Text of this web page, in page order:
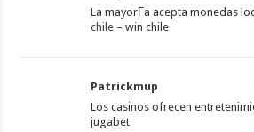
La mayorГ­a acepta monedas
chile – win chile
Patrickmup
Los casinos ofrecen
jugabet